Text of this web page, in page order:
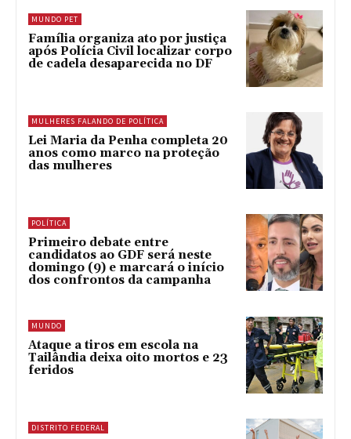
MUNDO PET
Família organiza ato por justiça
após Polícia Civil localizar corpo
de cadela desaparecida no DF
MULHERES FALANDO DE POLÍTICA
Lei Maria da Penha completa 20
anos como marco na proteção
das mulheres
POLÍTICA
Primeiro debate entre
candidatos ao GDF será neste
domingo (9) e marcará o início
dos confrontos da campanha
MUNDO
Ataque a tiros em escola na
Tailândia deixa oito mortos e 23
feridos
DISTRITO FEDERAL